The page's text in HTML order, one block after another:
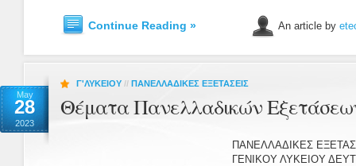
Continue Reading » An article by
May
28
2023
Γ'ΛΥΚΕΙΟΥ // ΠΑΝΕΛΛΑΔΙΚΕΣ ΕΞΕΤΑΣΕΙΣ
Θέματα Πανελλαδικών
ΠΑΝΕΛΛΑΔΙΚΕΣ
ΓΕΝΙΚΟΥ ΛΥΚΕΙΟΥ